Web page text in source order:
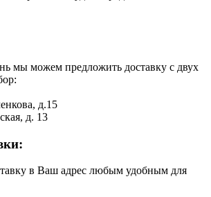
мы можем предложить доставку с двух
д.15
д. 13
в Ваш адрес любым удобным для